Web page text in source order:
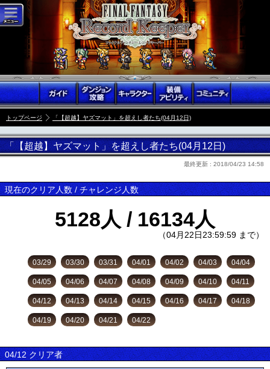
トップページ 「【超越】ヤズマット」を超えし者たち(04月12日)
「【超越】ヤズマット」を超えし者たち(04月12日)
最終更新 : 2018/04/23 14:58
現在のクリア人数 / チャレンジ人数
5128人 / 16134人
（04月22日23:59:59 まで）
03/29 03/30 03/31 04/01 04/02 04/03 04/04
04/05 04/06 04/07 04/08 04/09 04/10 04/11
04/12 04/13 04/14 04/15 04/16 04/17 04/18
04/19 04/20 04/21 04/22
04/12 クリア者